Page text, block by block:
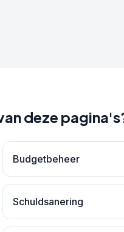
deze
Budgetbeheer
Schuldsanering